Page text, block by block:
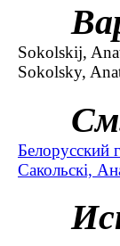
Sokolskij,
Sokolsky,
Белорусский
Сакольскi,